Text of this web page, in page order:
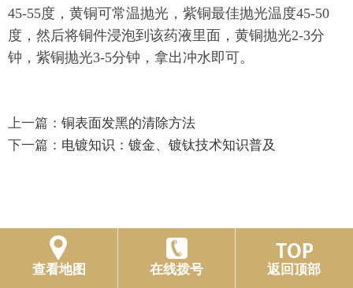
45-55度，黄铜可常温抛光，紫铜最佳抛光温度45-50
度，然后将铜件浸泡到该药液里面，黄铜抛光2-3分
钟，紫铜抛光3-5分钟，拿出冲水即可。
上一篇： 铜表面发黑的清除方法
下一篇： 电镀知识：镀金、镀钛技术知识普及
查看地图 在线拨号 返回顶部